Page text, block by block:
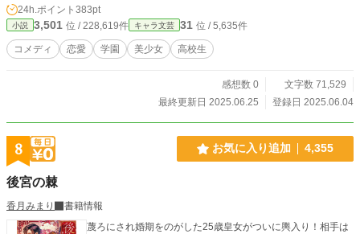
24h.ポイント 383pt
小説 3,501 位 / 228,619件 キャラ文芸 31 位 / 5,635件
コメディ 恋愛 学園 美少女 高校生
感想数 0
文字数 71,529
最終更新日 2025.06.25
登録日 2025.06.04
8 お気に入り追加 4,355
後宮の棘
香月みまり
書籍情報
蔑ろにされ婚期をのがした25歳皇女がついに輿入り！相手は